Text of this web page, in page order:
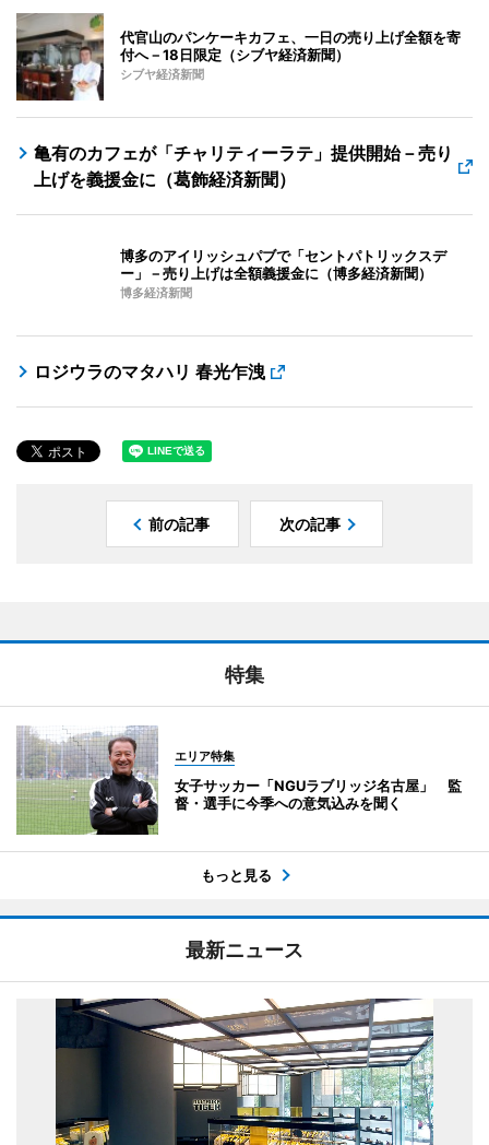
代官山のパンケーキカフェ、一日の売り上げ全額を寄
付へ－18日限定（シブヤ経済新聞）
シブヤ経済新聞
亀有のカフェが「チャリティーラテ」提供開始－売り
上げを義援金に（葛飾経済新聞）
博多のアイリッシュパブで「セントパトリックスデ
ー」－売り上げは全額義援金に（博多経済新聞）
博多経済新聞
ロジウラのマタハリ 春光乍洩
前の記事 次の記事
特集
エリア特集
女子サッカー「NGUラブリッジ名古屋」 監
督・選手に今季への意気込みを聞く
もっと見る
最新ニュース